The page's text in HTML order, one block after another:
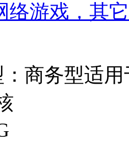
络游戏，其
商务型适